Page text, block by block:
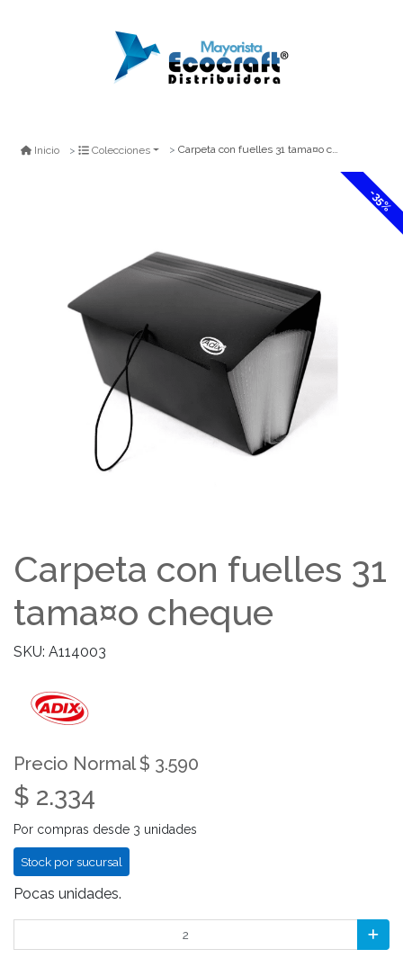
Inicio Colecciones Carpeta con fuelles 31 tama¤o cheque
-35%
Carpeta con fuelles 31
tama¤o cheque
SKU: A114003
Precio Normal $ 3.590
$ 2.334
Por compras desde 3 unidades
Stock por sucursal
Pocas unidades.